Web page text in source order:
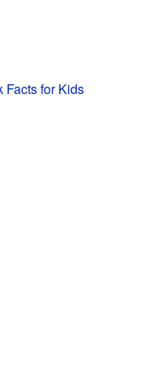
Facts for Kids